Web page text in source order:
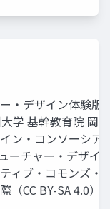
・デザイン体験版
学 基幹教育院 岡本
ン・コンソーシア
ーチャー・デザイ
ィブ・コモンズ・
（CC BY-SA 4.0）